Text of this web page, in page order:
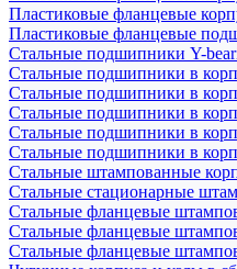
Пластиковые фланцевые
Пластиковые фланцевые
Стальные подшипники Y-
Стальные подшипники в
Стальные подшипники в
Стальные подшипники в
Стальные подшипники в
Стальные подшипники в
Стальные штампованные
Стальные стационарные
Стальные фланцевые
Стальные фланцевые
Стальные фланцевые